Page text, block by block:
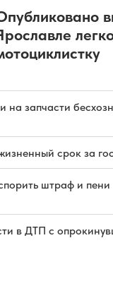
на запчасти
срок за
штраф и
в ДТП с